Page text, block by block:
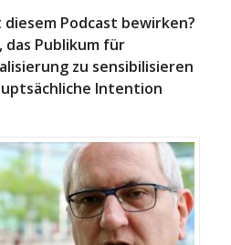
Podcast bewirken?
das Publikum für
zu sensibilisieren
Intention